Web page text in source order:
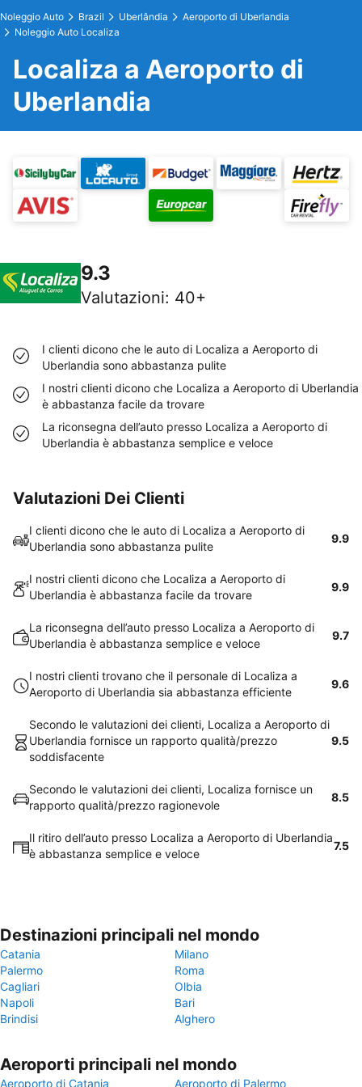
Noleggio Auto Brazil Uberlândia
Aeroporto di Uberlandia
Noleggio Auto Localiza
Localiza a Aeroporto di
Uberlandia
9.3
Valutazioni: 40+
I clienti dicono che le auto di Localiza a Aeroporto di
Uberlandia sono abbastanza pulite
I nostri clienti dicono che Localiza a Aeroporto di Uberlandia
è abbastanza facile da trovare
La riconsegna dell’auto presso Localiza a Aeroporto di
Uberlandia è abbastanza semplice e veloce
Valutazioni Dei Clienti
I clienti dicono che le auto di Localiza a Aeroporto di
Uberlandia sono abbastanza pulite
9.9
I nostri clienti dicono che Localiza a Aeroporto di
Uberlandia è abbastanza facile da trovare
9.9
La riconsegna dell’auto presso Localiza a Aeroporto di
Uberlandia è abbastanza semplice e veloce
9.7
I nostri clienti trovano che il personale di Localiza a
Aeroporto di Uberlandia sia abbastanza efficiente
9.6
Secondo le valutazioni dei clienti, Localiza a Aeroporto di
Uberlandia fornisce un rapporto qualità/prezzo
soddisfacente
9.5
Secondo le valutazioni dei clienti, Localiza fornisce un
rapporto qualità/prezzo ragionevole
8.5
Il ritiro dell’auto presso Localiza a Aeroporto di Uberlandia
è abbastanza semplice e veloce
7.5
Destinazioni principali nel mondo
Catania
Milano
Palermo
Roma
Cagliari
Olbia
Napoli
Bari
Brindisi
Alghero
Aeroporti principali nel mondo
Aeroporto di Catania Aeroporto di Palermo